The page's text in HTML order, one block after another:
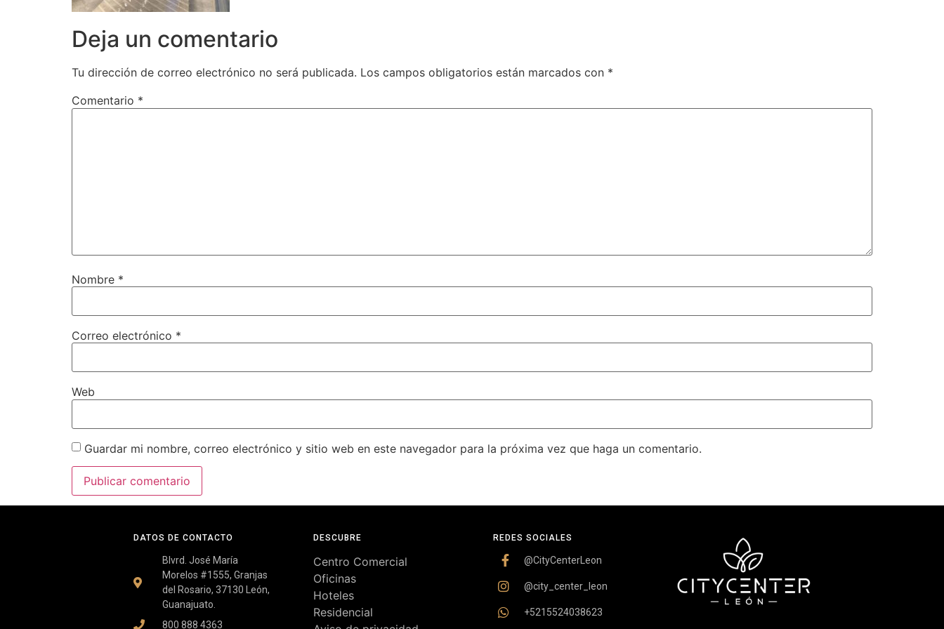
Deja un comentario
Tu dirección de correo electrónico no será publicada. Los campos obligatorios están marcados con *
Comentario *
Nombre *
Correo electrónico *
Web
Guardar mi nombre, correo electrónico y sitio web en este navegador para la próxima vez que haga un comentario.
DATOS DE CONTACTO
Blvrd. José María
Morelos #1555, Granjas
del Rosario, 37130 León,
Guanajuato.
800 888 4363
DESCUBRE
Centro Comercial
Oficinas
Hoteles
Residencial
REDES SOCIALES
@CityCenterLeon
@city_center_leon
+5215524038623